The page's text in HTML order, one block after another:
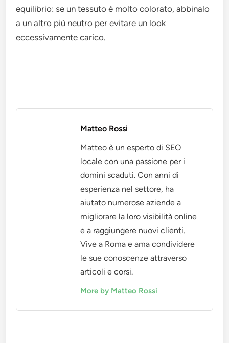
equilibrio: se un tessuto è molto colorato, abbinalo
a un altro più neutro per evitare un look
eccessivamente carico.
Matteo Rossi
Matteo è un esperto di SEO
locale con una passione per i
domini scaduti. Con anni di
esperienza nel settore, ha
aiutato numerose aziende a
migliorare la loro visibilità online
e a raggiungere nuovi clienti.
Vive a Roma e ama condividere
le sue conoscenze attraverso
articoli e corsi.
More by Matteo Rossi